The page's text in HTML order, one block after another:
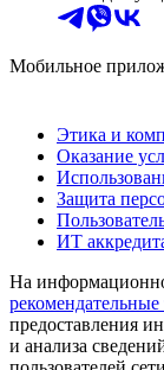
Мобильное
Этика и
Оказание
Защита
ИТ
На
предоставления
и анализа